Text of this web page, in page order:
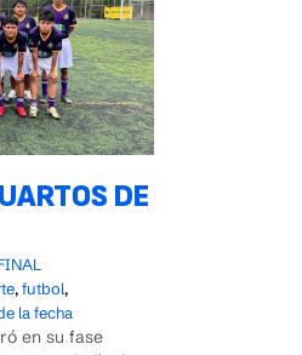
DE
,futbol,
la fecha
en su fase